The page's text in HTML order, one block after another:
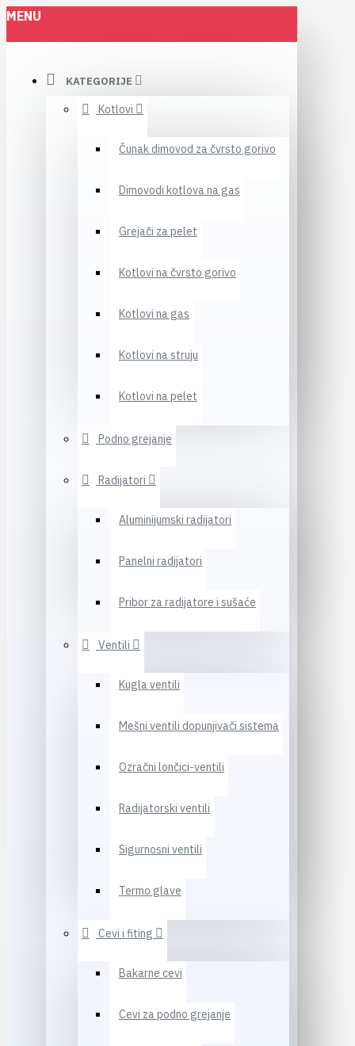
MENU
KATEGORIJE
Kotlovi
Čunak dimovod za čvrsto gorivo
Dimovodi kotlova na gas
Grejači za pelet
Kotlovi na čvrsto gorivo
Kotlovi na gas
Kotlovi na struju
Kotlovi na pelet
Podno grejanje
Radijatori
Aluminijumski radijatori
Panelni radijatori
Pribor za radijatore i sušaće
Ventili
Kugla ventili
Mešni ventili dopunjivači sistema
Ozračni lončici-ventili
Radijatorski ventili
Sigurnosni ventili
Termo glave
Cevi i fiting
Bakarne cevi
Cevi za podno grejanje